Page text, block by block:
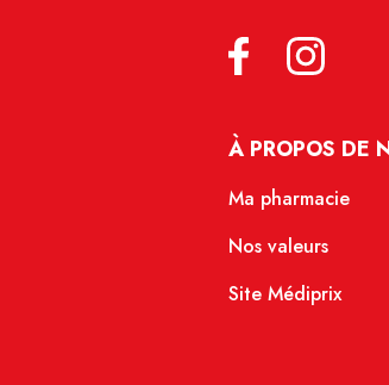
À PROPOS DE
Ma pharmacie
Nos valeurs
Site Médiprix